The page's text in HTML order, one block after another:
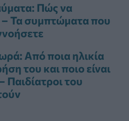
Πώς να
– Τα συμπτώματα που
Από ποια ηλικία
του και ποιο είναι
Παιδίατροι του